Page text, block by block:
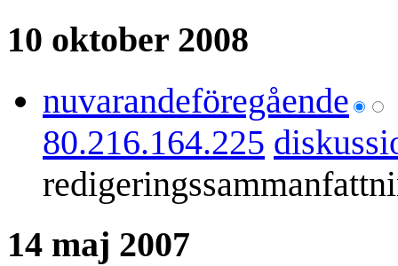
10 oktober 2008
nuvarandeföregående
80.216.164.225
14 maj 2007